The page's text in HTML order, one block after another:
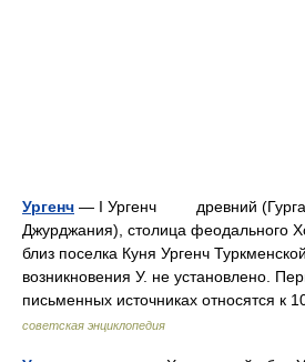
Ургенч — I Ургенч древний
Джурджания), столица феодального
близ поселка Куня Ургенч
возникновения У. не установлено.
письменных источниках относятся
советская энциклопедия